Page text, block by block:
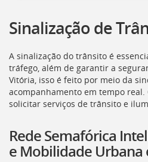
a
inicial
do
Portal
[]
Ir
Portal
de
Sinalização de
A sinalização do trânsito é
tráfego, além de garantir a
Vitória, isso é feito por meio da
acompanhamento em tempo
solicitar serviços de trânsito e
Rede Semafórica
e Mobilidade Urbana